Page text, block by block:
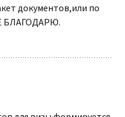
документов,или по
БЛАГОДАРЮ.